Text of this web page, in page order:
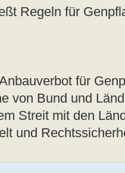
Regeln für
für
von Bund und
Streit mit den
und